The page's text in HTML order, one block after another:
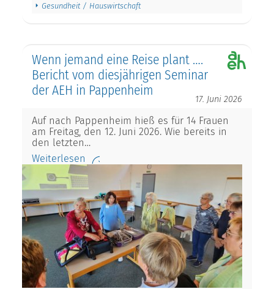
Gesundheit / Hauswirtschaft
Wenn jemand eine Reise plant ….
Bericht vom diesjährigen Seminar
der AEH in Pappenheim
17. Juni 2026
Auf nach Pappenheim hieß es für 14 Frauen
am Freitag, den 12. Juni 2026. Wie bereits in
den letzten…
Weiterlesen